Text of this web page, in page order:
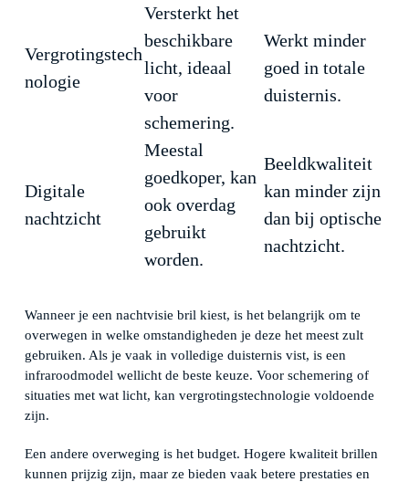
Vergrotingstech
nologie
Versterkt het
beschikbare
licht, ideaal
voor
schemering.
Werkt minder
goed in totale
duisternis.
Digitale
nachtzicht
Meestal
goedkoper, kan
ook overdag
gebruikt
worden.
Beeldkwaliteit
kan minder zijn
dan bij optische
nachtzicht.
Wanneer je een nachtvisie bril kiest, is het belangrijk om te
overwegen in welke omstandigheden je deze het meest zult
gebruiken. Als je vaak in volledige duisternis vist, is een
infraroodmodel wellicht de beste keuze. Voor schemering of
situaties met wat licht, kan vergrotingstechnologie voldoende
zijn.
Een andere overweging is het budget. Hogere kwaliteit brillen
kunnen prijzig zijn, maar ze bieden vaak betere prestaties en